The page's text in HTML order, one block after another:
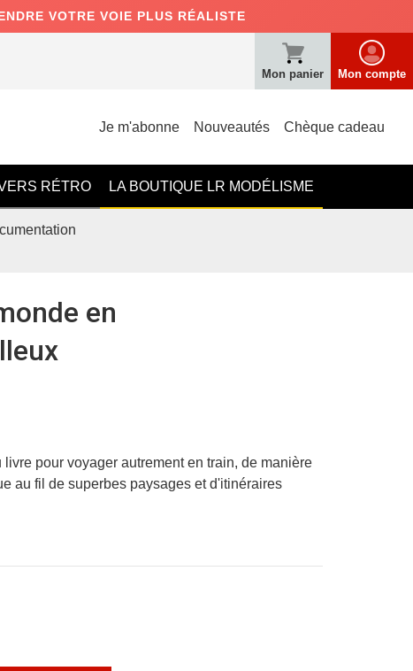
VOTRE VOIE PLUS RÉALISTE
Mon panier Mon compte
Je m'abonne Nouveautés Chèque cadeau
RÉTRO LA BOUTIQUE LR MODÉLISME
en
pour voyager autrement en train, de manière
au fil de superbes paysages et d'itinéraires